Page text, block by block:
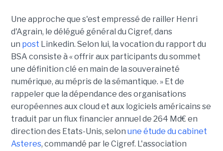
Une approche que s'est empressé de railler Henri
d'Agrain, le délégué général du Cigref, dans
un post Linkedin. Selon lui, la vocation du rapport du
BSA consiste à « offrir aux participants du sommet
une définition clé en main de la souveraineté
numérique, au mépris de la sémantique. » Et de
rappeler que la dépendance des organisations
européennes aux cloud et aux logiciels américains se
traduit par un flux financier annuel de 264 Md€ en
direction des Etats-Unis, selon une étude du cabinet
Asteres, commandé par le Cigref. L'association